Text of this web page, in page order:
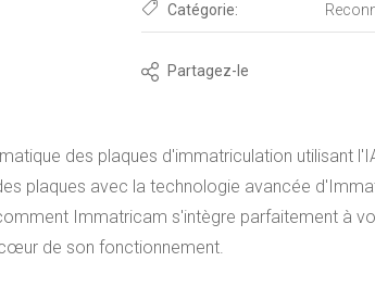
Catégorie:
Partagez-le
des plaques d'immatriculation utilisant
plaques avec la technologie avancée
Immatricam s'intègre parfaitement à
de son fonctionnement.